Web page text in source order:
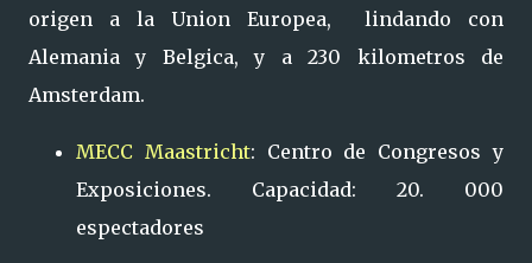
origen a la Union Europea, lindando con
Alemania y Belgica, y a 230 kilometros de
Amsterdam.
MECC Maastricht: Centro de Congresos y
Exposiciones. Capacidad: 20. 000
espectadores